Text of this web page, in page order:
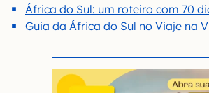
África do Sul: um roteiro com 70
Guia da África do Sul no Viaje na